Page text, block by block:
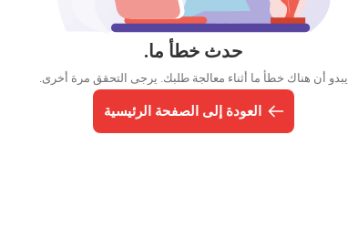
حدث خطأ ما.
يبدو أن هناك خطأ ما أثناء معالجة طلبك. يرجى التحقق مرة أخرى.
العودة إلى الصفحة الرئيسية